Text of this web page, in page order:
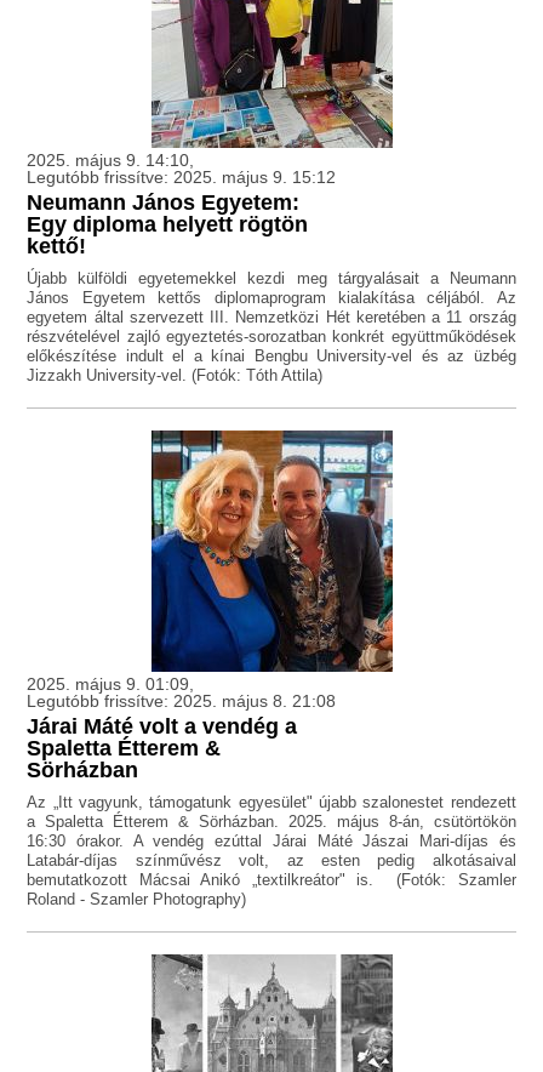
2025. május 9. 14:10,
Legutóbb frissítve: 2025. május 9. 15:12
Neumann János Egyetem:
Egy diploma helyett rögtön
kettő!
Újabb külföldi egyetemekkel kezdi meg tárgyalásait a Neumann
János Egyetem kettős diplomaprogram kialakítása céljából. Az
egyetem által szervezett III. Nemzetközi Hét keretében a 11 ország
részvételével zajló egyeztetés-sorozatban konkrét együttműködések
előkészítése indult el a kínai Bengbu University-vel és az üzbég
Jizzakh University-vel. (Fotók: Tóth Attila)
2025. május 9. 01:09,
Legutóbb frissítve: 2025. május 8. 21:08
Járai Máté volt a vendég a
Spaletta Étterem &
Sörházban
Az „Itt vagyunk, támogatunk egyesület" újabb szalonestet rendezett
a Spaletta Étterem & Sörházban. 2025. május 8-án, csütörtökön
16:30 órakor. A vendég ezúttal Járai Máté Jászai Mari-díjas és
Latabár-díjas színművész volt, az esten pedig alkotásaival
bemutatkozott Mácsai Anikó „textilkreátor" is. (Fotók: Szamler
Roland - Szamler Photography)